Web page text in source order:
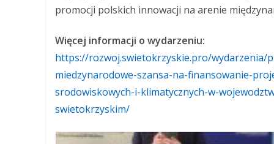
promocji polskich innowacji na arenie
Więcej informacji o wydarzeniu:
https://rozwoj.swietokrzyskie.pro/wydarzenia/
miedzynarodowe-szansa-na-finansowanie-
srodowiskowych-i-klimatycznych-w-
swietokrzyskim/